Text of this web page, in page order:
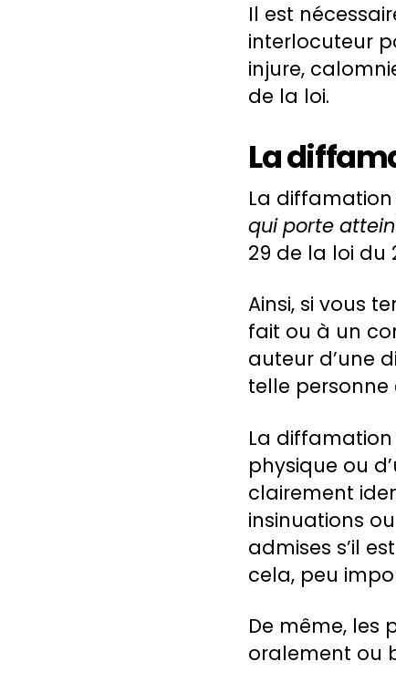
Il est
interlocuteur
injure,
de la loi.
La
La
qui porte
29 de la loi du
Ainsi, si vous
fait ou à un
auteur d’une
telle personne
La diffamation
physique ou
clairement
insinuations
admises s’il
cela, peu
De même, les
oralement ou